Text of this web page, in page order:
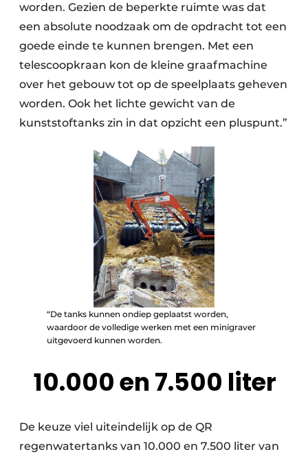
worden. Gezien de beperkte ruimte was dat
een absolute noodzaak om de opdracht tot een
goede einde te kunnen brengen. Met een
telescoopkraan kon de kleine graafmachine
over het gebouw tot op de speelplaats geheven
worden. Ook het lichte gewicht van de
kunststoftanks zin in dat opzicht een pluspunt.”
“De tanks kunnen ondiep geplaatst worden,
waardoor de volledige werken met een minigraver
uitgevoerd kunnen worden.
10.000 en 7.500 liter
De keuze viel uiteindelijk op de QR
regenwatertanks van 10.000 en 7.500 liter van